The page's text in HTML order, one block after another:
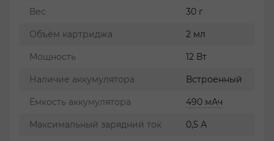
Вес 30 г
Объём картриджа 2 мл
Мощность 12 Вт
Наличие аккумулятора Встроенный
Ёмкость аккумулятора 490 мАч
Максимальный зарядний ток 0,5 А